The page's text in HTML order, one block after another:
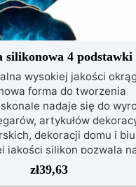
silikonowa 4 podstawki
wysokiej jakości
forma do tworzenia
nadaje się do
artykułów
dekoracji domu i
jakości silikon pozwala
formy silikonowej przez
cm Wysokość: 0,8cm
zł39,63